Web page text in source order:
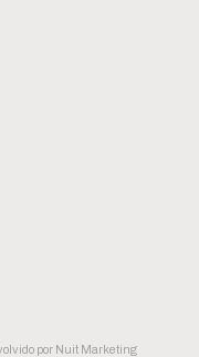
por Nuit Marketing